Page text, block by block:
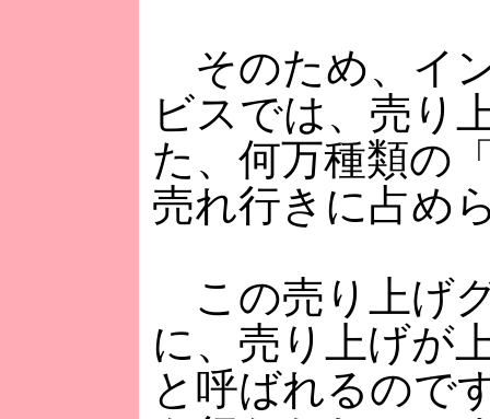
そのため、イ
ビスでは、売り
た、何万種類の
売れ行きに占め
この売り上げ
に、売り上げが
と呼ばれるので